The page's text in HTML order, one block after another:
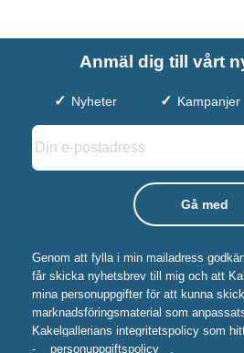
Anmäl dig till vårt
Nyheter Kampanjer
Genom att fylla i min mailadress
får skicka nyhetsbrev till mig och att
mina personuppgifter för att kunna
marknadsföringsmaterial som
Kakelgallerians integritetspolicy som
-
personuppgiftspolicy .